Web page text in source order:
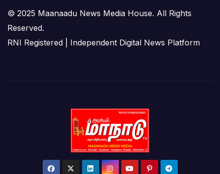
© 2025 Maanaadu News Media House. All Rights
Reserved.
RNI Registered | Independent Digital News Platform